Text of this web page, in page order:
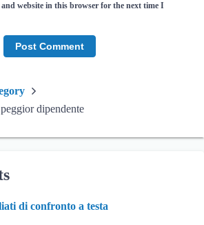
and website in this browser for the next time I
dipendente
di confronto a testa